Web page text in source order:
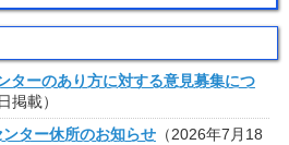
ターのあり方に対する意見募集につ
掲載）
ター休所のお知らせ（2026年7月18